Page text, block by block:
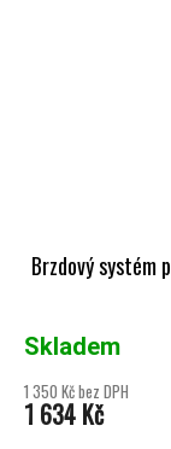
Brzdový systém
Skladem
1 350 Kč bez DPH
1 634 Kč